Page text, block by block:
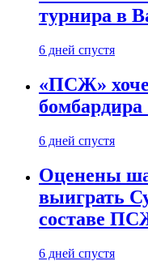
турнира в
6 дней спустя
«ПСЖ»
6 дней спустя
Оценены
выиграть
составе
6 дней спустя